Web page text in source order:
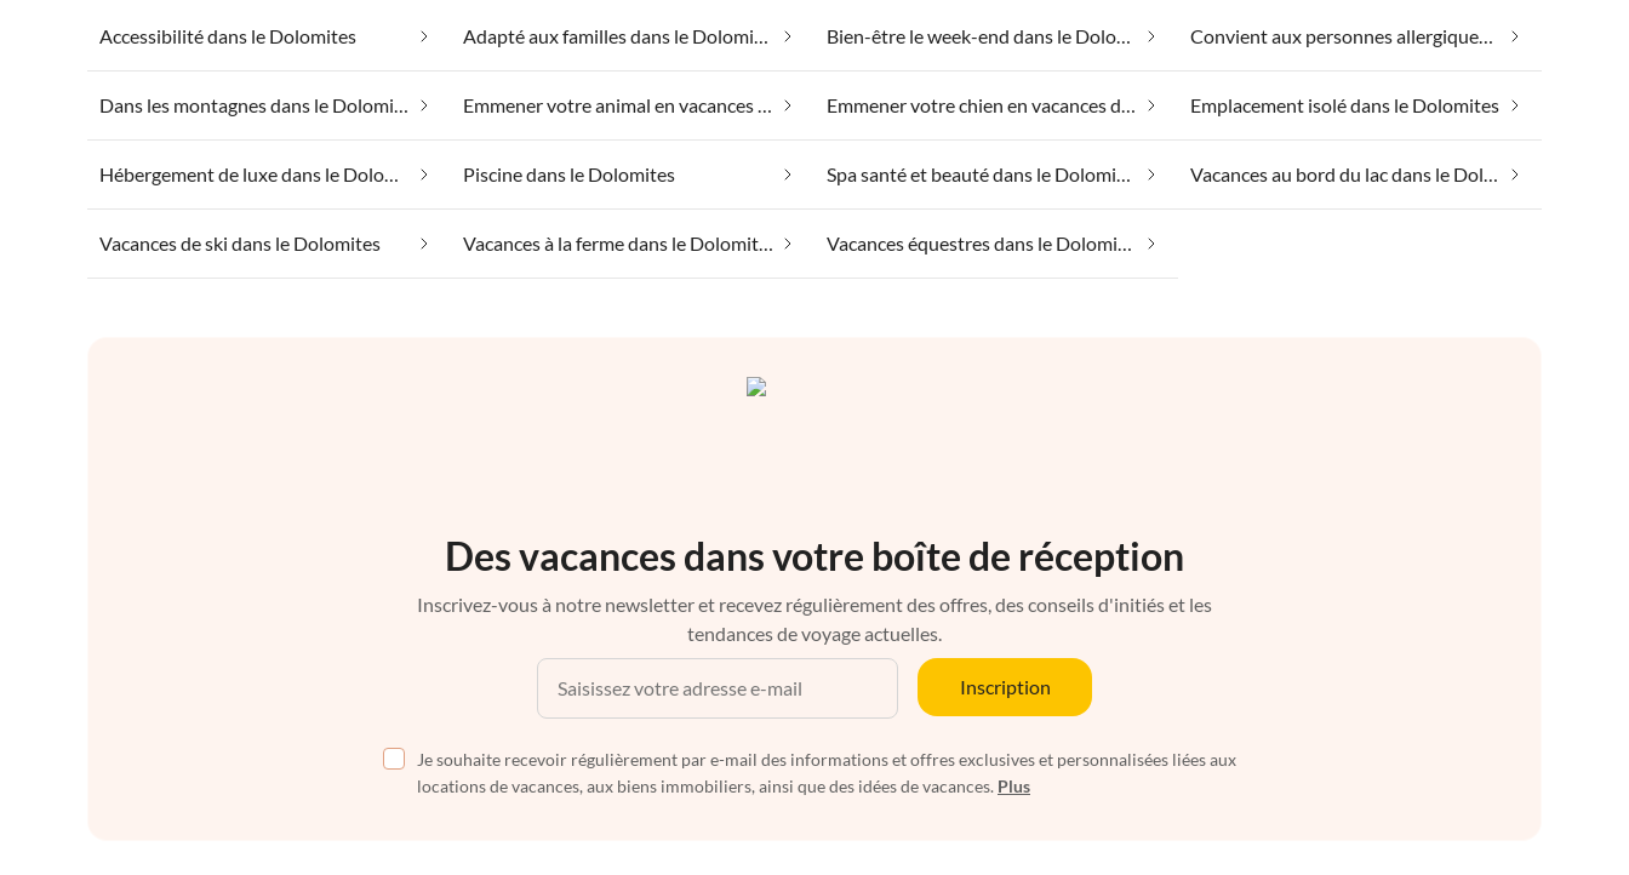
Accessibilité dans le Dolomites Adapté aux familles dans le Dolomites Bien-être le week-end dans le Dolomites Convient aux personnes allergiques dans le Dolomites
Dans les montagnes dans le Dolomites Emmener votre animal en vacances dans le Dolomites Emmener votre chien en vacances dans le Dolomites Emplacement isolé dans le Dolomites
Hébergement de luxe dans le Dolomites Piscine dans le Dolomites Spa santé et beauté dans le Dolomites Vacances au bord du lac dans le Dolomites
Vacances de ski dans le Dolomites Vacances à la ferme dans le Dolomites Vacances équestres dans le Dolomites
Des vacances dans votre boîte de réception
Inscrivez-vous à notre newsletter et recevez régulièrement des offres, des conseils d'initiés et les
tendances de voyage actuelles.
Inscription
Je souhaite recevoir régulièrement par e-mail des informations et offres exclusives et personnalisées liées aux
locations de vacances, aux biens immobiliers, ainsi que des idées de vacances. Plus